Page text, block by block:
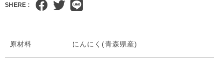
SHERE :
原材料 にんにく(青森県産)